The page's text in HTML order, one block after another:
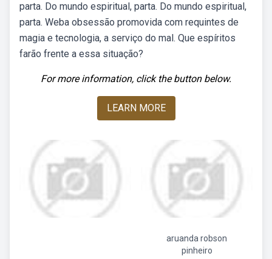
parta. Do mundo espiritual, parta. Do mundo espiritual,
parta. Weba obsessão promovida com requintes de
magia e tecnologia, a serviço do mal. Que espíritos
farão frente a essa situação?
For more information, click the button below.
LEARN MORE
aruanda robson
pinheiro